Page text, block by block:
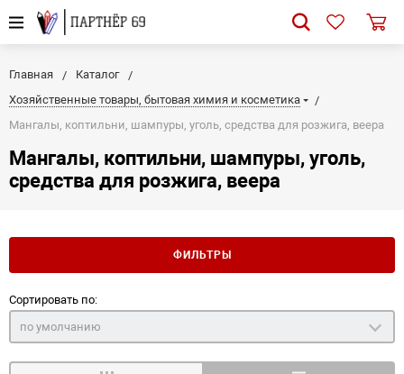
Главная
Каталог
Хозяйственные товары, бытовая химия и косметика
Мангалы, коптильни, шампуры, уголь, средства для розжига, веера
Мангалы, коптильни, шампуры, уголь,
средства для розжига, веера
ФИЛЬТРЫ
Сортировать по:
по умолчанию